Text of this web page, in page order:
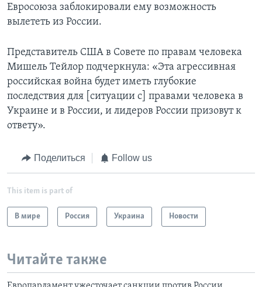
Евросоюза заблокировали ему возможность
вылететь из России.
Представитель США в Совете по правам человека
Мишель Тейлор подчеркнула: «Эта агрессивная
российская война будет иметь глубокие
последствия для [ситуации c] правами человека в
Украине и в России, и лидеров России призовут к
ответу».
Поделиться Follow us
This item is part of
В мире Россия Украина Новости
Читайте также